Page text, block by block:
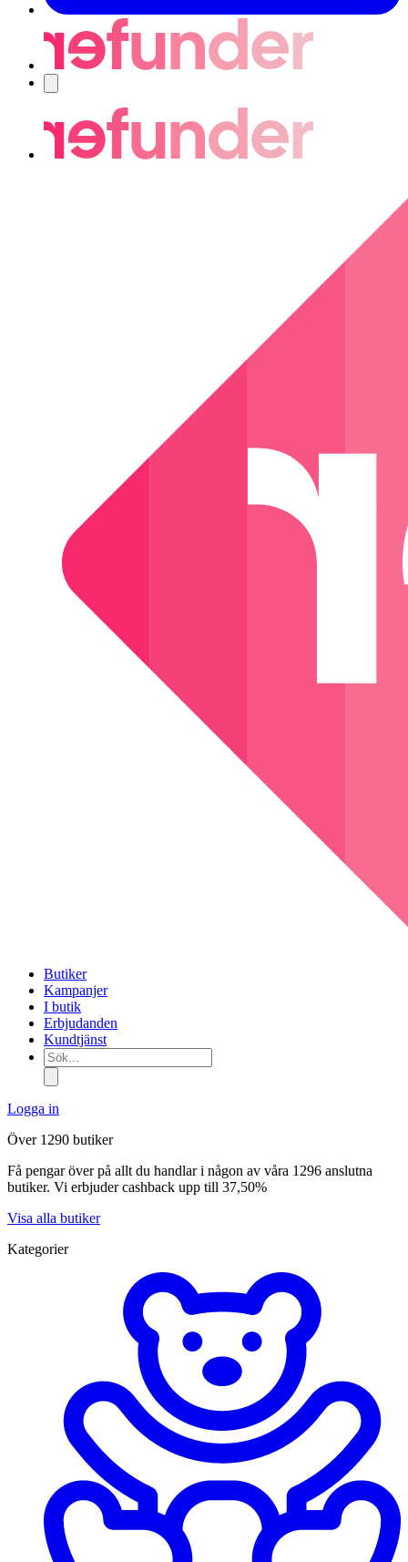
Butiker
Kampanjer
I butik
Erbjudanden
Kundtjänst
Sök...
Logga in
Över 1290 butiker
Få pengar över på allt du handlar i någon av våra 1296 anslutna
butiker. Vi erbjuder cashback upp till 37,50%
Visa alla butiker
Kategorier